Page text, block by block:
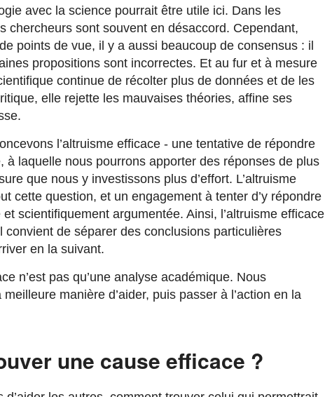
avec la science pourrait être utile ici. Dans les
chercheurs sont souvent en désaccord. Cependant,
points de vue, il y a aussi beaucoup de consensus : il
propositions sont incorrectes. Et au fur et à mesure
continue de récolter plus de données et de les
elle rejette les mauvaises théories, affine ses
l’altruisme efficace - une tentative de répondre
à laquelle nous pourrons apporter des réponses de plus
que nous y investissons plus d’effort. L’altruisme
cette question, et un engagement à tenter d’y répondre
scientifiquement argumentée. Ainsi, l’altruisme efficace
convient de séparer des conclusions particulières
en la suivant.
n’est pas qu’une analyse académique. Nous
manière d’aider, puis passer à l’action en la
une cause efficace ?